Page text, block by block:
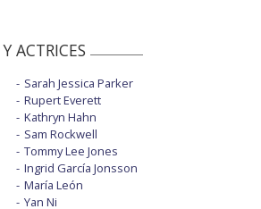
ACTRICES
Sarah Jessica Parker
Rupert Everett
Kathryn Hahn
Sam Rockwell
Tommy Lee Jones
Ingrid García Jonsson
María León
Yan Ni